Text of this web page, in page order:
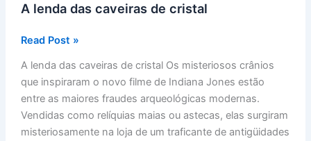
A lenda das caveiras de cristal
A
das
caveiras
de
cristal
Read Post »
A lenda das caveiras de cristal Os misteriosos crânios
que inspiraram o novo filme de Indiana Jones estão
entre as maiores fraudes arqueológicas modernas.
Vendidas como relíquias maias ou astecas, elas surgiram
misteriosamente na loja de um traficante de antigüidades